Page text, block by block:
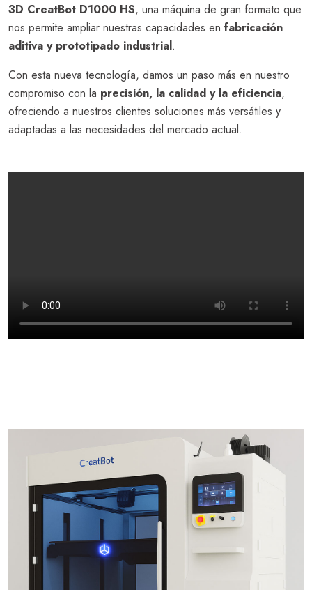
3D CreatBot D1000 HS, una máquina de gran formato que
nos permite ampliar nuestras capacidades en fabricación
aditiva y prototipado industrial.
Con esta nueva tecnología, damos un paso más en nuestro
compromiso con la precisión, la calidad y la eficiencia,
ofreciendo a nuestros clientes soluciones más versátiles y
adaptadas a las necesidades del mercado actual.